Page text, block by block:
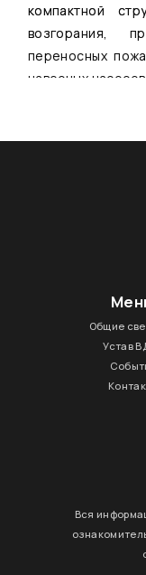
компактной
возгорания,
переносных
навесных насосов.
Общие
Устав
Вся